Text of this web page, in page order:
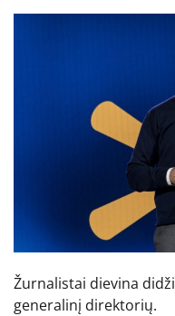
Žurnalistai dievina
generalinį direktorių.